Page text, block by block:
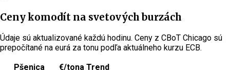
Ceny komodít na svetových burzách
Údaje sú aktualizované každú hodinu. Ceny z CBoT Chicago sú
prepočítané na eurá za tonu podľa aktuálneho kurzu ECB.
Pšenica
€/tona Trend